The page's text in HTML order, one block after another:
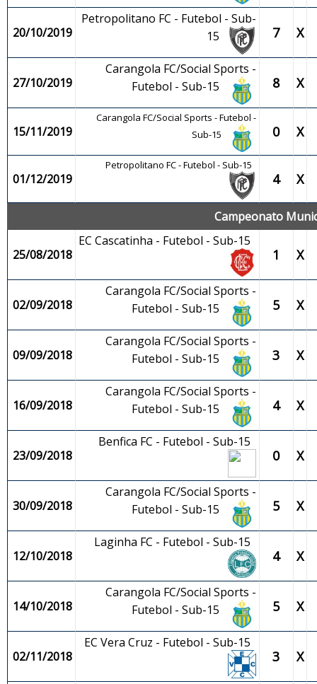
20/10/2019
Petropolitano FC - Futebol - Sub-
15
7 X
27/10/2019
Carangola FC/Social Sports -
Futebol - Sub-15
8 X
15/11/2019
Carangola FC/Social Sports - Futebol -
Sub-15
0 X
01/12/2019
Petropolitano FC - Futebol - Sub-15
4 X
Campeonato
25/08/2018
EC Cascatinha - Futebol - Sub-15
1 X
02/09/2018
Carangola FC/Social Sports -
Futebol - Sub-15
5 X
09/09/2018
Carangola FC/Social Sports -
Futebol - Sub-15
3 X
16/09/2018
Carangola FC/Social Sports -
Futebol - Sub-15
4 X
23/09/2018
Benfica FC - Futebol - Sub-15
0 X
30/09/2018
Carangola FC/Social Sports -
Futebol - Sub-15
5 X
12/10/2018
Laginha FC - Futebol - Sub-15
4 X
14/10/2018
Carangola FC/Social Sports -
Futebol - Sub-15
5 X
02/11/2018
EC Vera Cruz - Futebol - Sub-15
3 X